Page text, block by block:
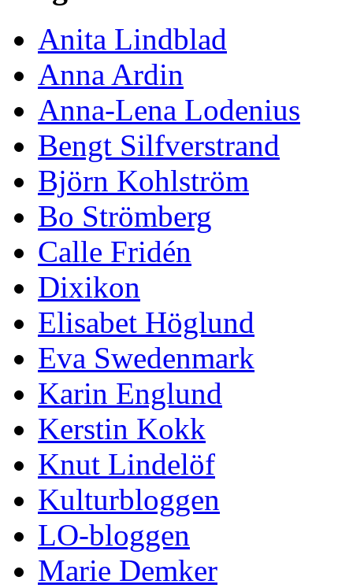
Anita Lindblad
Anna Ardin
Anna-Lena Lodenius
Bengt Silfverstrand
Björn Kohlström
Bo Strömberg
Calle Fridén
Dixikon
Elisabet Höglund
Eva Swedenmark
Karin Englund
Kerstin Kokk
Knut Lindelöf
Kulturbloggen
LO-bloggen
Marie Demker